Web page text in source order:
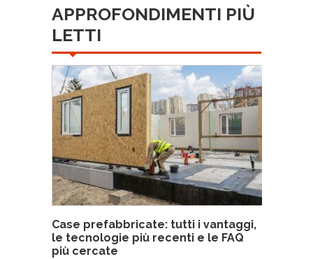
APPROFONDIMENTI PIÙ
LETTI
Case prefabbricate: tutti i vantaggi,
le tecnologie più recenti e le FAQ
più cercate